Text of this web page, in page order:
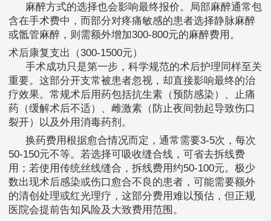
麻醉方式的选择也会影响最终报价。局部麻醉通常包
含在手术费中，而部分对疼痛敏感的患者选择静脉麻醉
或骶管麻醉，则需额外增加300-800元的麻醉费用。
术后康复支出（300-1500元）
手术成功只是第一步，科学规范的术后护理同样至关
重要。这部分开支常被患者忽视，却直接影响最终的治
疗效果。常规术后用药包括抗生素（预防感染）、止痛
药（缓解术后不适）、雌激素（防止夜间勃起导致伤口
裂开）以及外用消毒药剂。
换药费用根据愈合情况而定，通常需要3-5次，每次
50-150元不等。若选择可吸收缝合线，可省去拆线费
用；若使用传统丝线缝合，拆线费用约50-100元。极少
数出现术后感染或伤口愈合不良的患者，可能需要额外
的清创处理或红光理疗，这部分费用难以预估，但正规
医院会提前告知风险及大致费用范围。